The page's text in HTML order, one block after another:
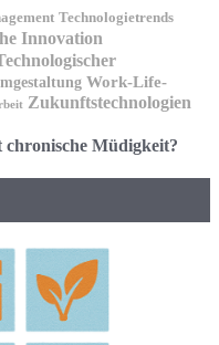
Technologietrends
Innovation
Work-Life-
Zukunftstechnologien
chronische Müdigkeit?